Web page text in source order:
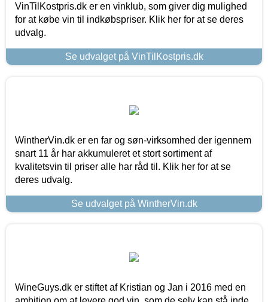
VinTilKostpris.dk er en vinklub, som giver dig mulighed
for at købe vin til indkøbspriser. Klik her for at se deres
udvalg.
Se udvalget på VinTilKostpris.dk
WintherVin.dk er en far og søn-virksomhed der igennem
snart 11 år har akkumuleret et stort sortiment af
kvalitetsvin til priser alle har råd til. Klik her for at se
deres udvalg.
Se udvalget på WintherVin.dk
WineGuys.dk er stiftet af Kristian og Jan i 2016 med en